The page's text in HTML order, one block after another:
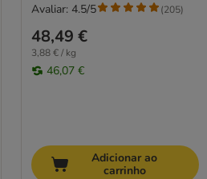
48,49 €
3,88 € / kg
46,07 €
Avaliar: 4.5/5 (205)
Adicionar ao
carrinho